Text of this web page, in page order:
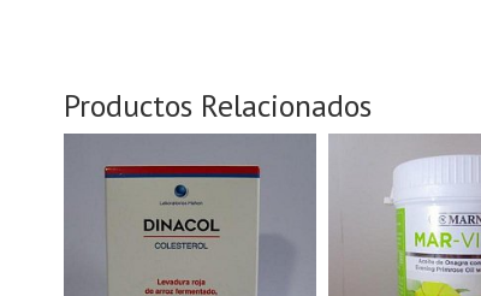
Productos Relacionados